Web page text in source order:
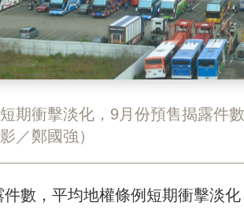
期衝擊淡化，9月份預售揭露件
／鄭國強）
數，平均地權條例短期衝擊淡